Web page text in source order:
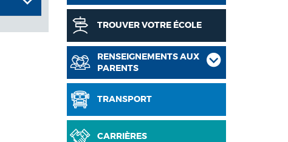
TROUVER VOTRE ÉCOLE
RENSEIGNEMENTS AUX
PARENTS
TRANSPORT
CARRIÈRES